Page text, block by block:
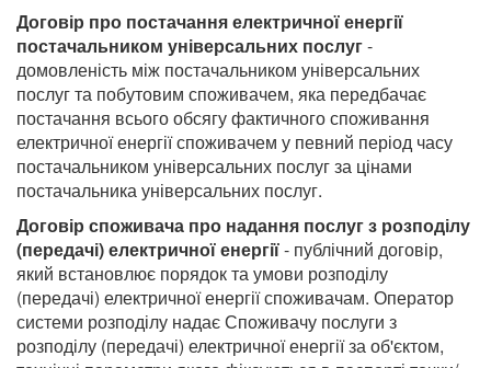
Договір про постачання електричної енергії
постачальником універсальних послуг-
домовленість між постачальником універсальних
послуг та побутовим споживачем, яка передбачає
постачання всього обсягу фактичного споживання
електричної енергії споживачем у певний період часу
постачальником універсальних послуг за цінами
постачальника універсальних послуг.
Договір споживача про надання послуг з розподілу
(передачі) електричної енергії- публічний договір,
який встановлює порядок та умови розподілу
(передачі) електричної енергії споживачам. Оператор
системи розподілу надає Споживачу послуги з
розподілу (передачі) електричної енергії за об'єктом,